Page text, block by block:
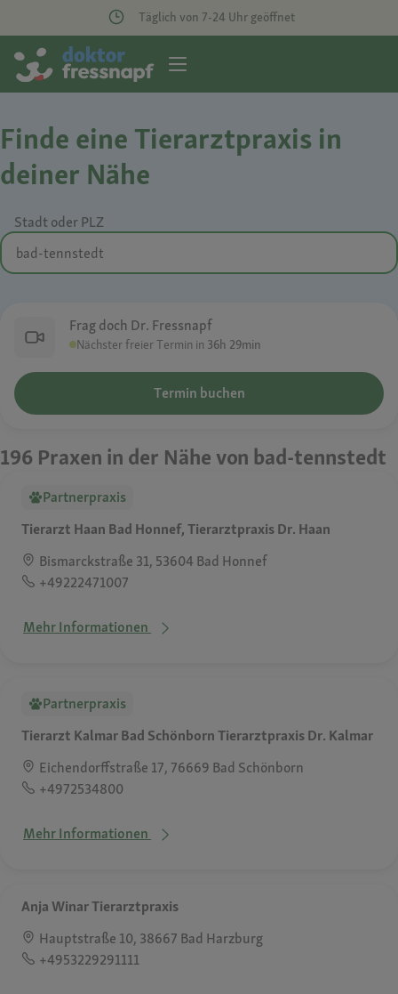
Täglich von 7-24 Uhr geöffnet
Finde eine Tierarztpraxis in
deiner Nähe
Stadt oder PLZ
Frag doch Dr. Fressnapf
Nächster freier Termin in 36h 29min
Termin buchen
196 Praxen in der Nähe von bad-tennstedt
Partnerpraxis
Tierarzt Haan Bad Honnef, Tierarztpraxis Dr. Haan
Bismarckstraße 31, 53604 Bad Honnef
+49222471007
Mehr Informationen
Partnerpraxis
Tierarzt Kalmar Bad Schönborn Tierarztpraxis Dr. Kalmar
Eichendorffstraße 17, 76669 Bad Schönborn
+4972534800
Mehr Informationen
Anja Winar Tierarztpraxis
Hauptstraße 10, 38667 Bad Harzburg
+4953229291111